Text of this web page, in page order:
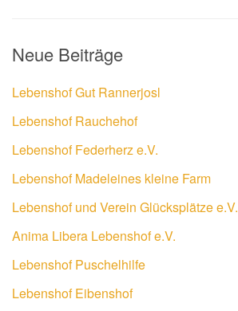
Neue Beiträge
Lebenshof Gut Rannerjosl
Lebenshof Rauchehof
Lebenshof Federherz e.V.
Lebenshof Madeleines kleine Farm
Lebenshof und Verein Glücksplätze e.V.
Anima Libera Lebenshof e.V.
Lebenshof Puschelhilfe
Lebenshof Eibenshof